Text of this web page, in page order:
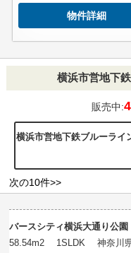
物件詳細
横浜市営地下
販売中:
横浜市営地下鉄ブルーライ
次の10件>>
バースシティ横浜大通り公園
58.54m2